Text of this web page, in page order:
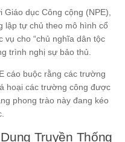
dục Công cộng (NPE),
lập tự chủ theo mô hình cổ
vụ cho “chủ nghĩa dân tộc
trình nghị sự bảo thủ.
cáo buộc rằng các trường
hoại các trường công được
phong trào này đang kéo
Truyền Thống